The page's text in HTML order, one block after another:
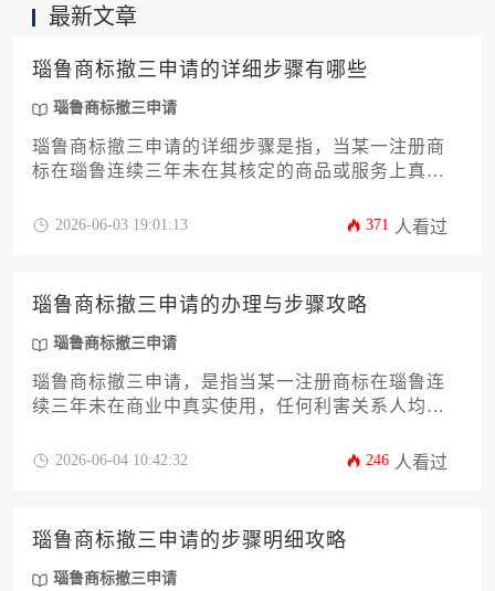
最新文章
瑙鲁商标撤三申请的详细步骤有哪些
瑙鲁商标撤三申请
瑙鲁商标撤三申请的详细步骤是指，当某一注册商
标在瑙鲁连续三年未在其核定的商品或服务上真实
申请，要求撤销该商标注册。该流程主要涵盖申请
节。
2026-06-03 19:01:13 371 人看过
瑙鲁商标撤三申请的办理与步骤攻略
瑙鲁商标撤三申请
瑙鲁商标撤三申请，是指当某一注册商标在瑙鲁连
续三年未在商业中真实使用，任何利害关系人均可
此程序是清理闲置商标、释放商标资源的重要法律
2026-06-04 10:42:32 246 人看过
瑙鲁商标撤三申请的步骤明细攻略
瑙鲁商标撤三申请